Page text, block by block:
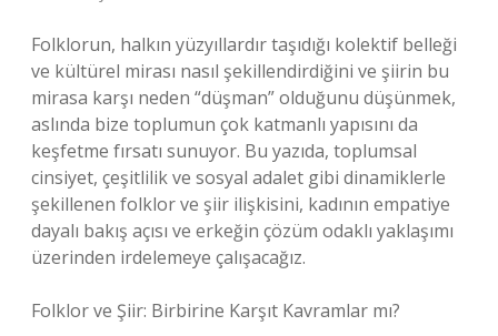
Folklorun, halkın yüzyıllardır taşıdığı kolektif belleği
ve kültürel mirası nasıl şekillendirdiğini ve şiirin bu
mirasa karşı neden “düşman” olduğunu düşünmek,
aslında bize toplumun çok katmanlı yapısını da
keşfetme fırsatı sunuyor. Bu yazıda, toplumsal
cinsiyet, çeşitlilik ve sosyal adalet gibi dinamiklerle
şekillenen folklor ve şiir ilişkisini, kadının empatiye
dayalı bakış açısı ve erkeğin çözüm odaklı yaklaşımı
üzerinden irdelemeye çalışacağız.
Folklor ve Şiir: Birbirine Karşıt Kavramlar mı?